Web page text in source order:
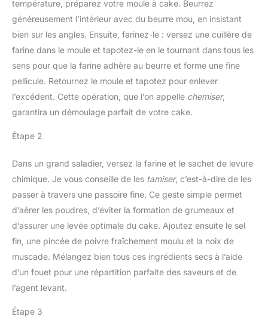
température, préparez votre moule à cake. Beurrez
généreusement l’intérieur avec du beurre mou, en insistant
bien sur les angles. Ensuite, farinez-le : versez une cuillère de
farine dans le moule et tapotez-le en le tournant dans tous les
sens pour que la farine adhère au beurre et forme une fine
pellicule. Retournez le moule et tapotez pour enlever
l’excédent. Cette opération, que l’on appelle chemiser,
garantira un démoulage parfait de votre cake.
Étape 2
Dans un grand saladier, versez la farine et le sachet de levure
chimique. Je vous conseille de les tamiser, c’est-à-dire de les
passer à travers une passoire fine. Ce geste simple permet
d’aérer les poudres, d’éviter la formation de grumeaux et
d’assurer une levée optimale du cake. Ajoutez ensuite le sel
fin, une pincée de poivre fraîchement moulu et la noix de
muscade. Mélangez bien tous ces ingrédients secs à l’aide
d’un fouet pour une répartition parfaite des saveurs et de
l’agent levant.
Étape 3